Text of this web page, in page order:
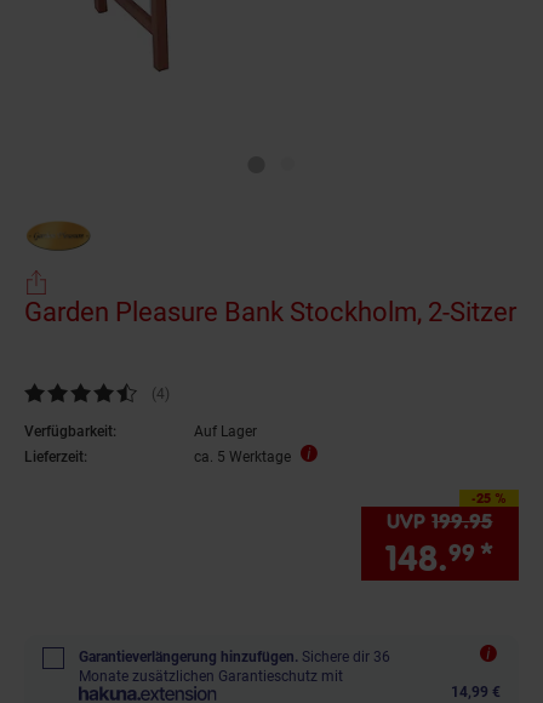
Garden Pleasure Bank Stockholm, 2-Sitzer
Kundenbewertung: 4,5 von 5 Sternen
(4Kundenbewertungen
)
Verfügbarkeit:
Auf Lager
Lieferzeit:
ca. 5 Werktage
-25 %
Sie Sparen 25
UVP199.95UVP
148.99 *
Garantieverlängerung hinzufügen. Sichere dir 36
Monate zusätzlichen Garantieschutz mit
14,99 €